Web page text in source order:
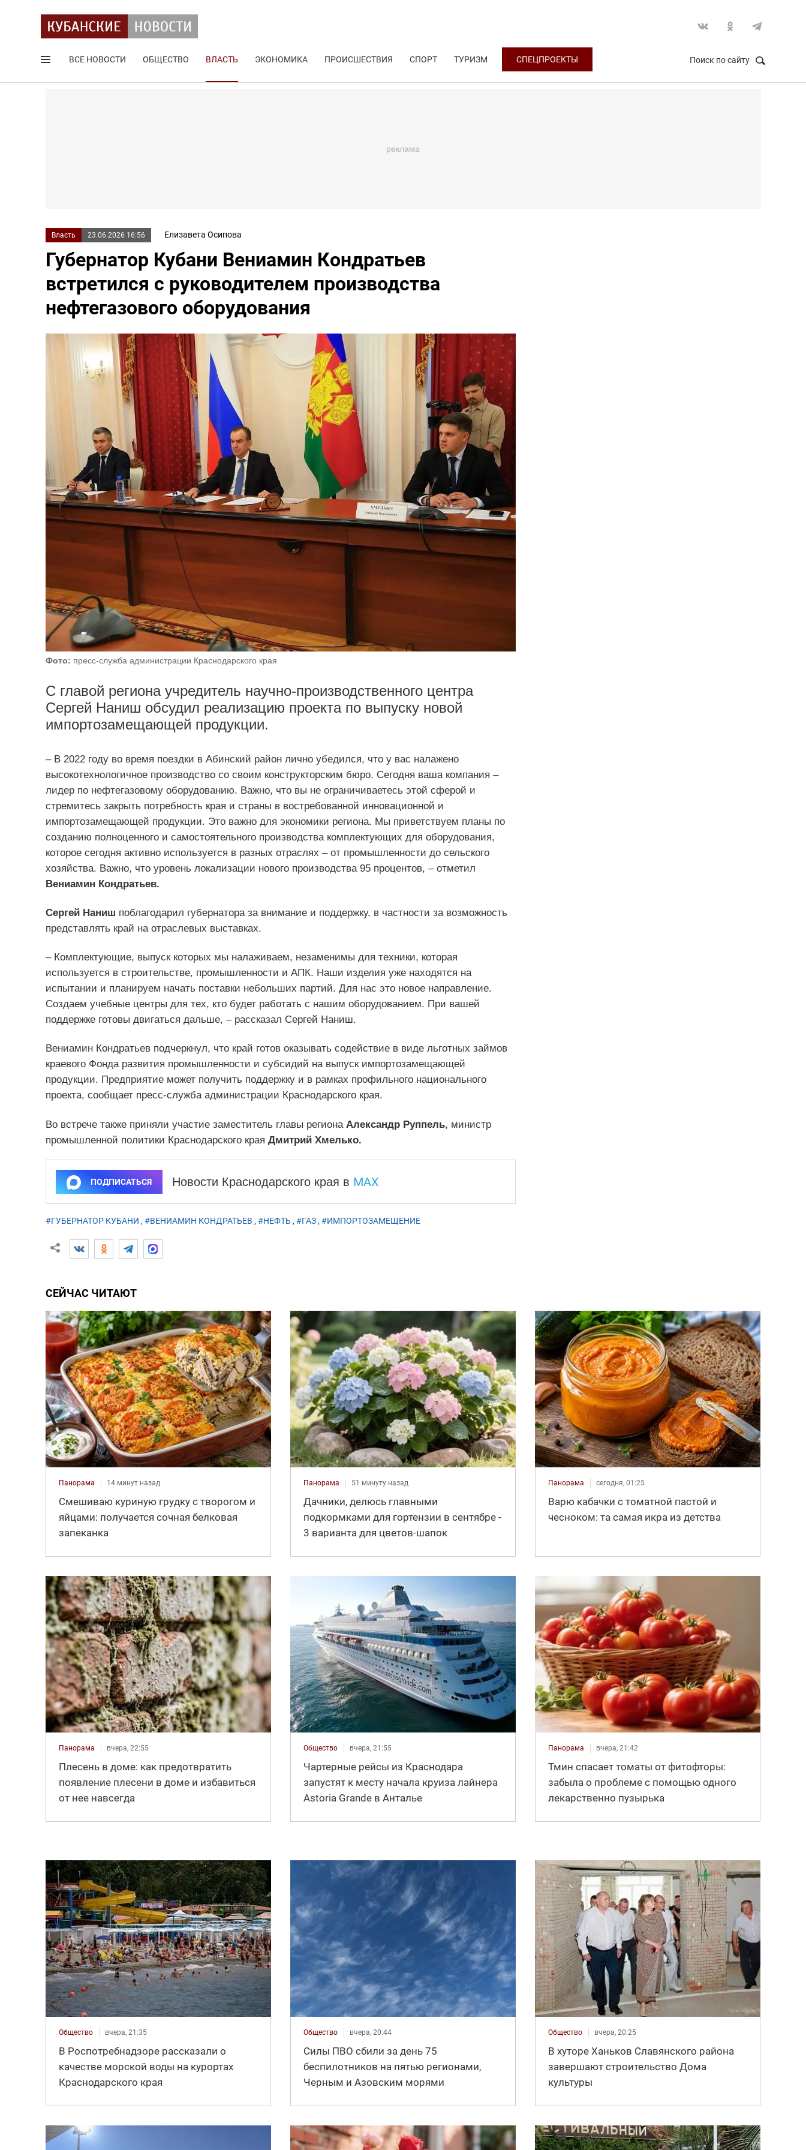
ВСЕ НОВОСТИ ОБЩЕСТВО ВЛАСТЬ ЭКОНОМИКА ПРОИСШЕСТВИЯ СПОРТ ТУРИЗМ СПЕЦПРОЕКТЫ Поиск по сайту
Власть 23.06.2026 16:56 Елизавета Осипова
Губернатор Кубани Вениамин Кондратьев
встретился с руководителем производства
нефтегазового оборудования
Фото: пресс-служба администрации Краснодарского края
С главой региона учредитель научно-производственного центра
Сергей Наниш обсудил реализацию проекта по выпуску новой
импортозамещающей продукции.
– В 2022 году во время поездки в Абинский район лично убедился, что у вас налажено
высокотехнологичное производство со своим конструкторским бюро. Сегодня ваша компания –
лидер по нефтегазовому оборудованию. Важно, что вы не ограничиваетесь этой сферой и
стремитесь закрыть потребность края и страны в востребованной инновационной и
импортозамещающей продукции. Это важно для экономики региона. Мы приветствуем планы по
созданию полноценного и самостоятельного производства комплектующих для оборудования,
которое сегодня активно используется в разных отраслях – от промышленности до сельского
хозяйства. Важно, что уровень локализации нового производства 95 процентов, – отметил
Вениамин Кондратьев.
Сергей Наниш поблагодарил губернатора за внимание и поддержку, в частности за возможность
представлять край на отраслевых выставках.
– Комплектующие, выпуск которых мы налаживаем, незаменимы для техники, которая
используется в строительстве, промышленности и АПК. Наши изделия уже находятся на
испытании и планируем начать поставки небольших партий. Для нас это новое направление.
Создаем учебные центры для тех, кто будет работать с нашим оборудованием. При вашей
поддержке готовы двигаться дальше, – рассказал Сергей Наниш.
Вениамин Кондратьев подчеркнул, что край готов оказывать содействие в виде льготных займов
краевого Фонда развития промышленности и субсидий на выпуск импортозамещающей
продукции. Предприятие может получить поддержку и в рамках профильного национального
проекта, сообщает пресс-служба администрации Краснодарского края.
Во встрече также приняли участие заместитель главы региона Александр Руппель, министр
промышленной политики Краснодарского края Дмитрий Хмелько.
ПОДПИСАТЬСЯ Новости Краснодарского края в MAX
#ГУБЕРНАТОР КУБАНИ , #ВЕНИАМИН КОНДРАТЬЕВ , #НЕФТЬ, #ГАЗ, #ИМПОРТОЗАМЕЩЕНИЕ
СЕЙЧАС ЧИТАЮТ
Панорама 14 минут назад
Смешиваю куриную грудку с творогом и
яйцами: получается сочная белковая
запеканка
Панорама 51 минуту назад
Дачники, делюсь главными
подкормками для гортензии в сентябре -
3 варианта для цветов-шапок
Панорама сегодня, 01:25
Варю кабачки с томатной пастой и
чесноком: та самая икра из детства
Панорама вчера, 22:55
Плесень в доме: как предотвратить
появление плесени в доме и избавиться
от нее навсегда
Общество вчера, 21:55
Чартерные рейсы из Краснодара
запустят к месту начала круиза лайнера
Astoria Grande в Анталье
Панорама вчера, 21:42
Тмин спасает томаты от фитофторы:
забыла о проблеме с помощью одного
лекарственно пузырька
Общество вчера, 21:35
В Роспотребнадзоре рассказали о
качестве морской воды на курортах
Краснодарского края
Общество вчера, 20:44
Силы ПВО сбили за день 75
беспилотников на пятью регионами,
Черным и Азовским морями
Общество вчера, 20:25
В хуторе Ханьков Славянского района
завершают строительство Дома
культуры